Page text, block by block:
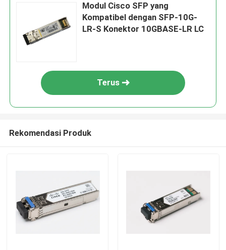
Modul Cisco SFP yang
Kompatibel dengan SFP-10G-
LR-S Konektor 10GBASE-LR LC
Terus
Rekomendasi Produk